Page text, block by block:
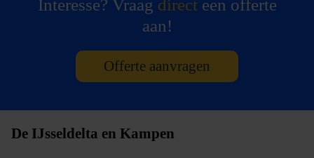
Interesse? Vraag directeen offerte
aan!
Offerte aanvragen
De IJsseldelta en Kampen